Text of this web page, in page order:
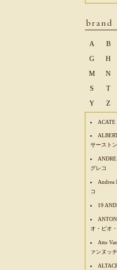
brand
A B
G
H
M
N
S
T
Y
Z
ACATE
サーストン
グレコ
Andrea
コ
19
オ・ピオ
Atto
ァンヌッチ